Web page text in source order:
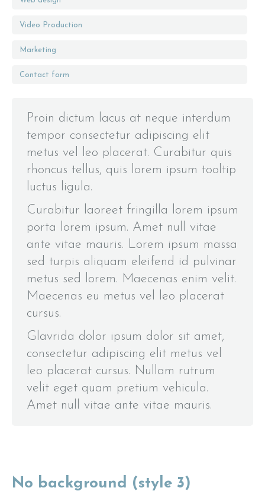
Video Production
Marketing
Contact form
Proin dictum lacus at neque interdum
tempor consectetur adipiscing elit
metus vel leo placerat. Curabitur quis
rhoncus tellus, quis lorem ipsum tooltip
luctus ligula.
Curabitur laoreet fringilla lorem ipsum
porta lorem ipsum. Amet null vitae
ante vitae mauris. Lorem ipsum massa
sed turpis aliquam eleifend id pulvinar
metus sed lorem. Maecenas enim velit.
Maecenas eu metus vel leo placerat
cursus.
Glavrida dolor ipsum dolor sit amet,
consectetur adipiscing elit metus vel
leo placerat cursus. Nullam rutrum
velit eget quam pretium vehicula.
Amet null vitae ante vitae mauris.
No background (style 3)